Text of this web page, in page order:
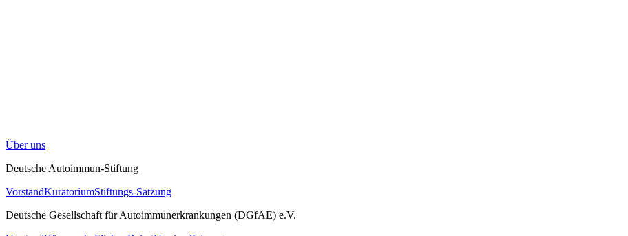
Über uns
Deutsche Autoimmun-Stiftung
VorstandKuratoriumStiftungs-Satzung
Deutsche Gesellschaft für Autoimmunerkrankungen (DGfAE) e.V.